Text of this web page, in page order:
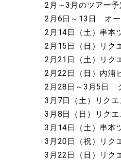
2月～3月のツアー
2月6日～13日 オー
2月14日（土）串本
2月15日（日）リク
2月21日（土）リク
2月22日（日）内浦
2月28日～3月5日
3月7日（土）リクエ
3月8日（日）リクエ
3月14日（土）串本
3月20日（祝）リク
3月22日（日）リク